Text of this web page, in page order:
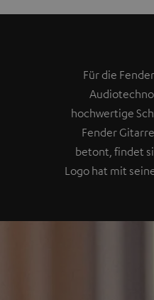
Für die
hochwertige
Fender
betont, findet
Logo hat mit